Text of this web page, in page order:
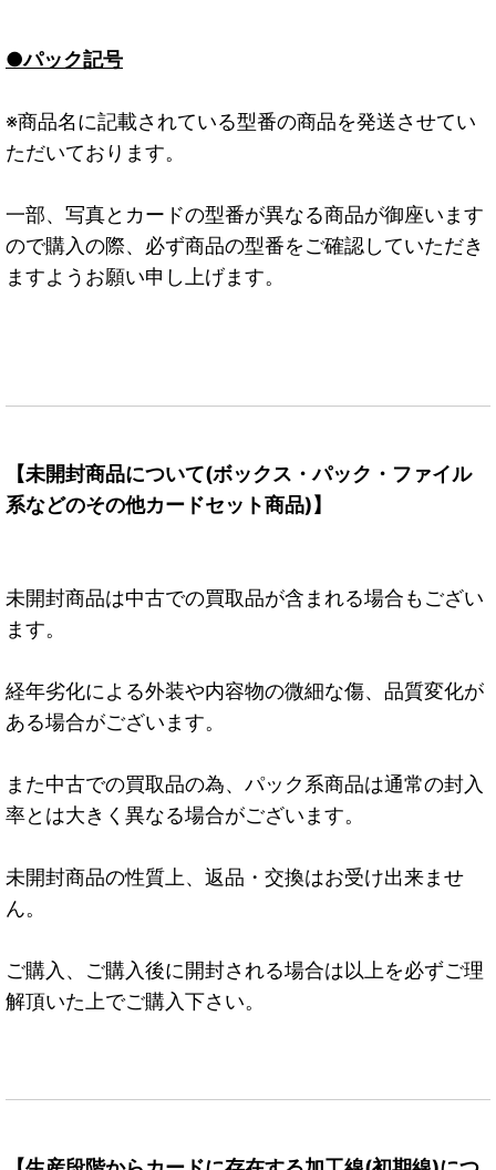
●パック記号
※商品名に記載されている型番の商品を発送させてい
ただいております。
一部、写真とカードの型番が異なる商品が御座います
ので購入の際、必ず商品の型番をご確認していただき
ますようお願い申し上げます。
【未開封商品について(ボックス・パック・ファイル
系などのその他カードセット商品)】
未開封商品は中古での買取品が含まれる場合もござい
ます。
経年劣化による外装や内容物の微細な傷、品質変化が
ある場合がございます。
また中古での買取品の為、パック系商品は通常の封入
率とは大きく異なる場合がございます。
未開封商品の性質上、返品・交換はお受け出来ませ
ん。
ご購入、ご購入後に開封される場合は以上を必ずご理
解頂いた上でご購入下さい。